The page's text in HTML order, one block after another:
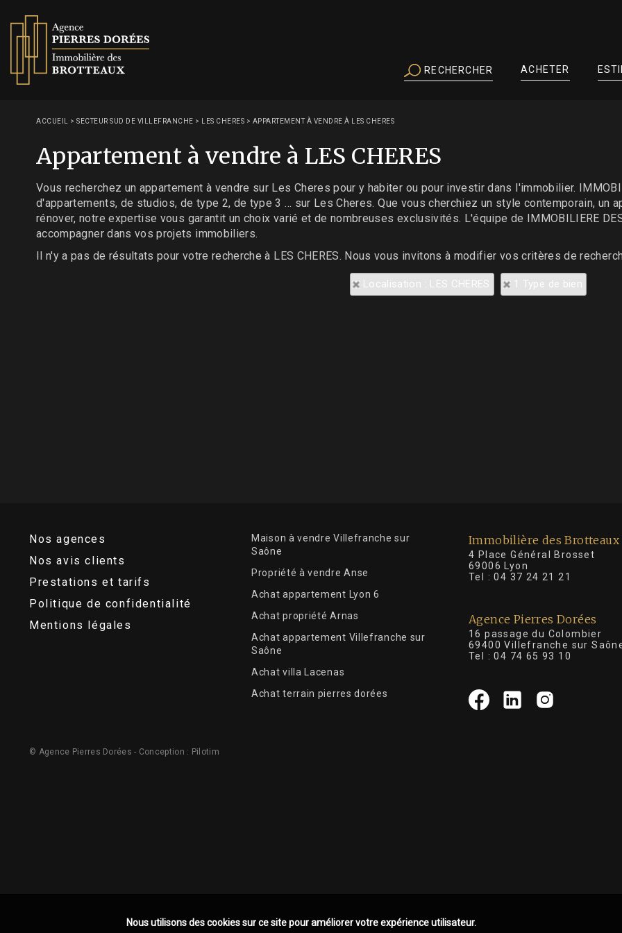
RECHERCHER ACHETER
ACCUEIL > SECTEUR SUD DE VILLEFRANCHE > LES CHERES > APPARTEMENT À VENDRE À LES CHERES
Appartement à vendre à LES CHERES
Vous recherchez un appartement à vendre sur Les Cheres pour y habiter ou pour investir dans l'immobilier.
d'appartements, de studios, de type 2, de type 3 ... sur Les Cheres. Que vous cherchiez un style contemporain, un
rénover, notre expertise vous garantit un choix varié et de nombreuses exclusivités. L'équipe de IMMOBILIERE
accompagner dans vos projets immobiliers.
Il n'y a pas de résultats pour votre recherche à LES CHERES. Nous vous invitons à modifier vos critères de
Localisation : LES CHERES 1 Type de bien
Nos agences
Nos avis clients
Prestations et tarifs
Politique de confidentialité
Mentions légales
Maison à vendre Villefranche sur
Saône
Propriété à vendre Anse
Achat appartement Lyon 6
Achat propriété Arnas
Achat appartement Villefranche sur
Saône
Achat villa Lacenas
Achat terrain pierres dorées
Immobilière des Brotteaux
4 Place Général
69006 Lyon
Tel :04 37 24 21 21
Agence Pierres Dorées
16 passage du Colombier
69400 Villefranche sur
Tel :04 74 65 93 10
© Agence Pierres Dorées - Conception : Pilotim
Nous utilisons des cookies sur ce site pour améliorer votre expérience utilisateur.